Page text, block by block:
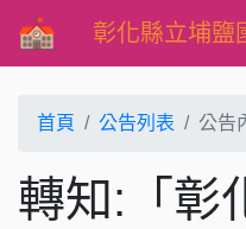
彰化縣立埔鹽
首頁 公告列表 公告
轉知:「彰